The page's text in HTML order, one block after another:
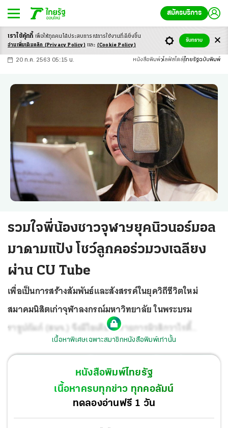
สมัครบริการ
-ก ก ก+
20 ก.ค. 2563 05:15 น. หนังสือพิมพ์ ไลฟ์สไตล์ ไทยรัฐฉบับพิมพ์
รวมใจพี่น้องชาวจุฬาฯยุคนิวนอร์มอล
มาดามแป้ง โชว์ลูกคอร่วมวงเฉลียง
ผ่าน CU Tube
เพื่อเป็นการสร้างสัมพันธ์และสังสรรค์ในยุควิถีชีวิตใหม่
สมาคมนิสิตเก่าจุฬาลงกรณ์มหาวิทยาลัย ในพระบรม
ราชูปถัมภ์ (สนจ.) จึงมีไอเดียจัดรายการมิวสิกวาไรตี้
ถ่ายทอดสดผ่าน CU Tube ในคอนเซปต์ที่เป็นสถานีแหล่งรวม
เพลงเพราะที่คนจุฬาฯร้องไว้มากที่สุด และเป็นอีก
จุดศูนย์กลางของการรวมตัวของนิสิตเก่าจุฬาฯ ให้รู้จักและ
สร้างสัมพันธ์ที่แน่นแฟ้นกันมากยิ่งขึ้น
เนื้อหาพิเศษเฉพาะสมาชิกหนังสือพิมพ์เท่านั้น
หนังสือพิมพ์ไทยรัฐ
เนื้อหาครบทุกข่าว ทุกคอลัมน์
ทดลองอ่านฟรี 1 วัน
เราใช้คุ้กกี้ เพื่อให้ทุกคนได้ประสบการณ์การใช้งานที่ดียิ่งขึ้น
อ่านเพิ่มเติมคลิก (Privacy Policy) และ (Cookie Policy)
รับทราบ